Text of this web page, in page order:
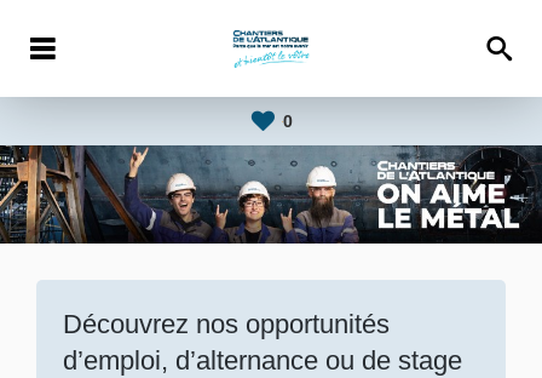
0
Découvrez nos opportunités
d’emploi, d’alternance ou de stage